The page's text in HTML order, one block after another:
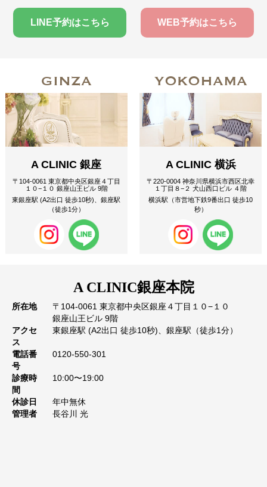
LINE予約はこちら WEB予約はこちら
GINZA
A CLINIC 銀座
〒104-0061 東京都中央区銀座４丁目
１０−１０ 銀座山王ビル 9階
東銀座駅 (A2出口 徒歩10秒)、銀座駅
（徒歩1分）
YOKOHAMA
A CLINIC 横浜
〒220-0004 神奈川県横浜市西区北幸
１丁目８−２ 犬山西口ビル ４階
横浜駅（市営地下鉄9番出口 徒歩10
秒）
A CLINIC銀座本院
所在地
〒104-0061 東京都中央区銀座４丁目１０−１０
銀座山王ビル 9階
アクセ
ス
東銀座駅 (A2出口 徒歩10秒)、銀座駅（徒歩1分）
電話番
号
0120-550-301
診療時
間
10:00〜19:00
休診日
年中無休
管理者
長谷川 光